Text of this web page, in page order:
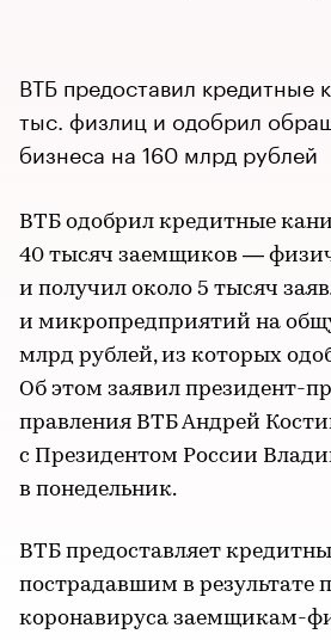
ВТБ предоставил кредитные
тыс. физлиц и одобрил
бизнеса на 160 млрд рублей
ВТБ одобрил кредитные
40 тысяч заемщиков —
и получил около 5 тысяч
и микропредприятий на
млрд рублей, из которых
Об этом заявил президент-
правления ВТБ Андрей
с Президентом России
в понедельник.
ВТБ предоставляет
пострадавшим в результате
коронавируса заемщикам-